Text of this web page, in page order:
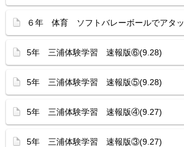
６年 体育 ソフトバレーボールでアタ
5年 三浦体験学習 速報版⑥(9.28)
5年 三浦体験学習 速報版⑤(9.28)
5年 三浦体験学習 速報版④(9.27)
5年 三浦体験学習 速報版③(9.27)